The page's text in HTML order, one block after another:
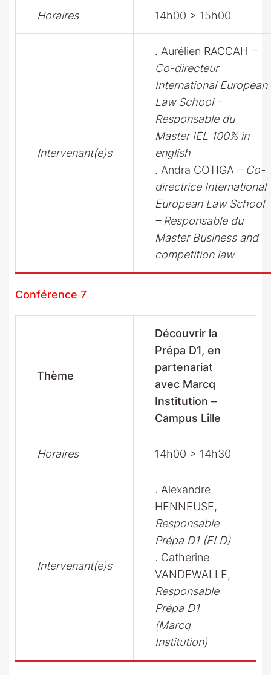
Horaires 14h00 > 15h00
Intervenant(e)s
. Aurélien RACCAH –
Co-directeur
International European
Law School –
Responsable du
Master IEL 100% in
english
. Andra COTIGA – Co-
directrice International
European Law School
– Responsable du
Master Business and
competition law
Conférence 7
Thème
Découvrir la
Prépa D1, en
partenariat
avec Marcq
Institution –
Campus Lille
Horaires 14h00 > 14h30
Intervenant(e)s
. Alexandre
HENNEUSE,
Responsable
Prépa D1 (FLD)
. Catherine
VANDEWALLE,
Responsable
Prépa D1
(Marcq
Institution)